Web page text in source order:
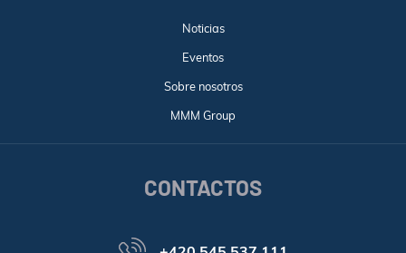
Noticias
Eventos
Sobre nosotros
MMM Group
CONTACTOS